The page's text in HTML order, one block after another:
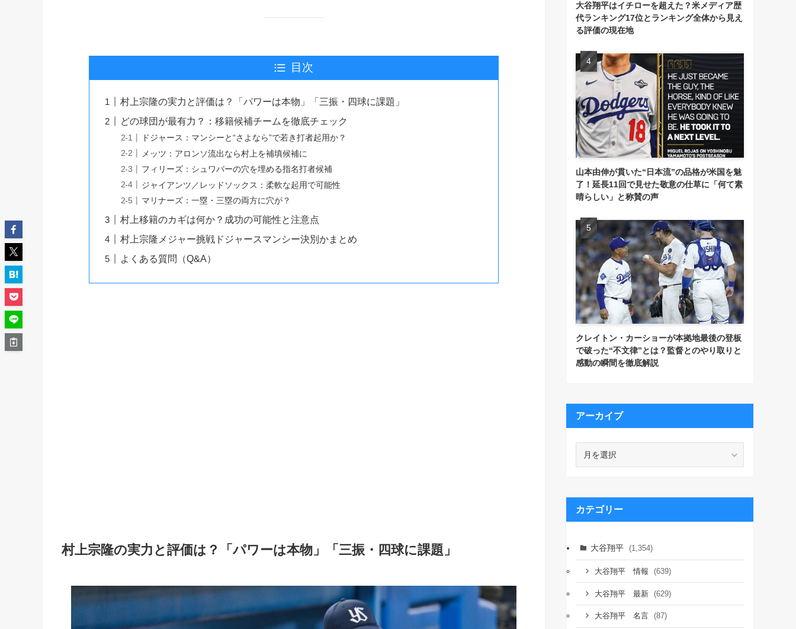
目次
村上宗隆の実力と評価は？「パワーは本物」「三振・四球に課題」
どの球団が最有力？：移籍候補チームを徹底チェック
ドジャース：マンシーと“さよなら”で若き打者起用か？
メッツ：アロンソ流出なら村上を補填候補に
フィリーズ：シュワバーの穴を埋める指名打者候補
ジャイアンツ／レッドソックス：柔軟な起用で可能性
マリナーズ：一塁・三塁の両方に穴が？
村上移籍のカギは何か？成功の可能性と注意点
村上宗隆メジャー挑戦ドジャースマンシー決別かまとめ
よくある質問（Q&A）
村上宗隆の実力と評価は？「パワーは本物」「三振・四球に課題」
大谷翔平はイチローを超えた？米メディア歴
代ランキング17位とランキング全体から見え
る評価の現在地
山本由伸が貫いた“日本流”の品格が米国を魅
了！延長11回で見せた敬意の仕草に「何て素
晴らしい」と称賛の声
クレイトン・カーショーが本拠地最後の登板
で破った“不文律”とは？監督とのやり取りと
感動の瞬間を徹底解説
アーカイブ
ブ
カテゴリー
大谷翔平 (1,354)
大谷翔平 情報 (639)
大谷翔平 最新 (629)
大谷翔平 名言 (87)